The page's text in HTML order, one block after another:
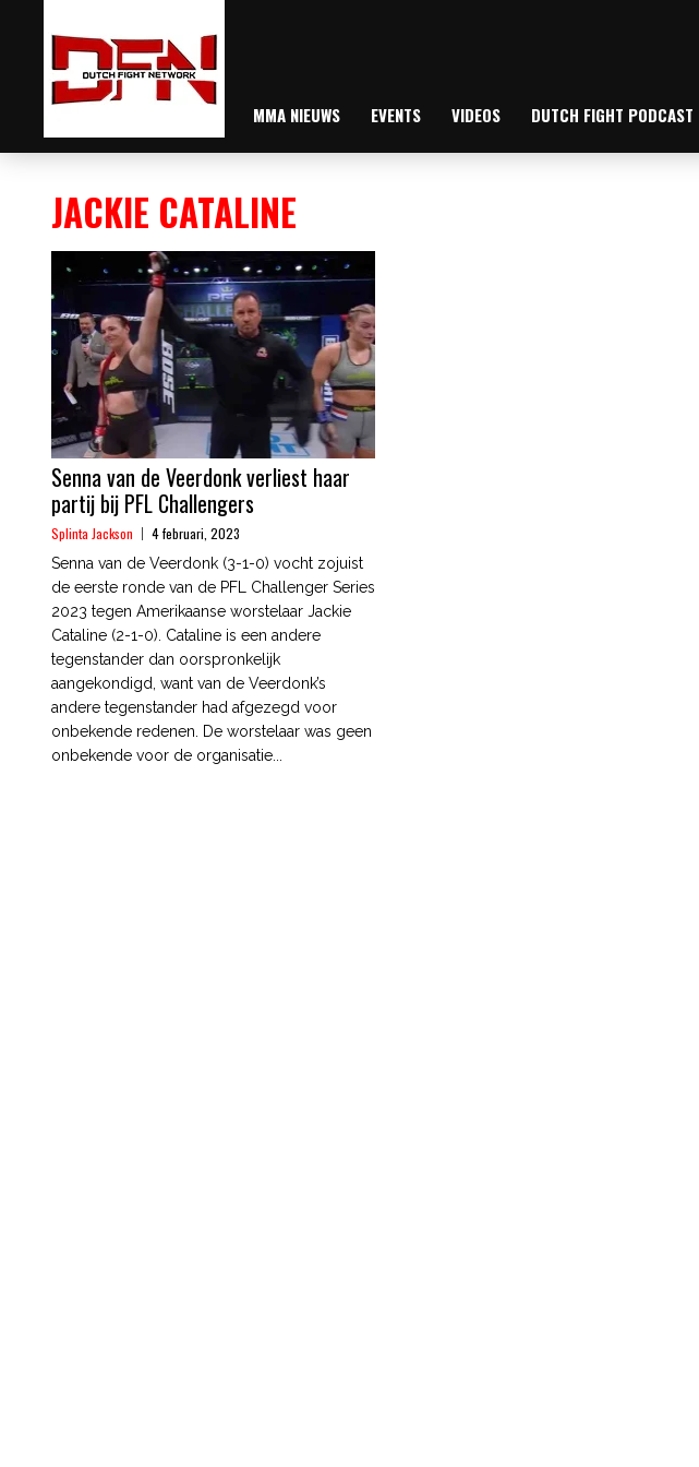
MMA NIEUWS EVENTS VIDEOS DUTCH FIGHT PODCAST
JACKIE CATALINE
Senna van de Veerdonk verliest haar
partij bij PFL Challengers
Splinta Jackson 4 februari, 2023
Senna van de Veerdonk (3-1-0) vocht zojuist
de eerste ronde van de PFL Challenger Series
2023 tegen Amerikaanse worstelaar Jackie
Cataline (2-1-0). Cataline is een andere
tegenstander dan oorspronkelijk
aangekondigd, want van de Veerdonk’s
andere tegenstander had afgezegd voor
onbekende redenen. De worstelaar was geen
onbekende voor de organisatie...